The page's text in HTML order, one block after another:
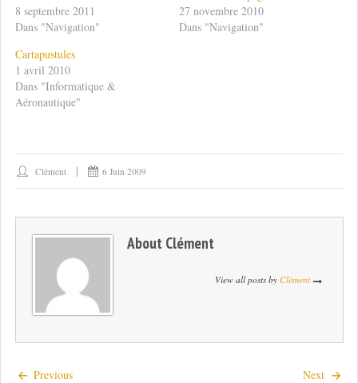
8 septembre 2011
Dans "Navigation"
27 novembre 2010
Dans "Navigation"
Cartapustules
1 avril 2010
Dans "Informatique &
Aéronautique"
Clément 6 Juin 2009
About Clément
View all posts by Clément
Previous Next